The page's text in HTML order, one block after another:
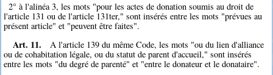
2° à l'alinéa 3, les mots "pour les actes de donation soumis au droit de
l'article 131 ou de l'article 131ter," sont insérés entre les mots "prévues au
présent article" et "peuvent être faites".
Art. 11.
A l'article 139 du même Code, les mots "ou du lien d'alliance
ou de cohabitation légale, ou du statut de parent d'accueil," sont insérés
entre les mots "du degré de parenté" et "entre le donateur et le donataire".